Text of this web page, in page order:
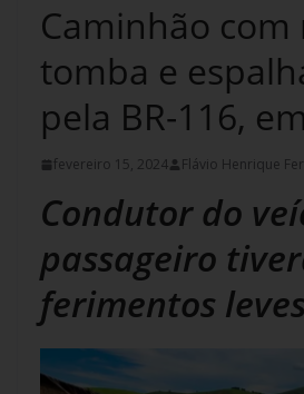
Caminhão com
tomba e
pela BR-116,
fevereiro 15, 2024 Flávio Henrique
Condutor do
passageiro
ferimentos